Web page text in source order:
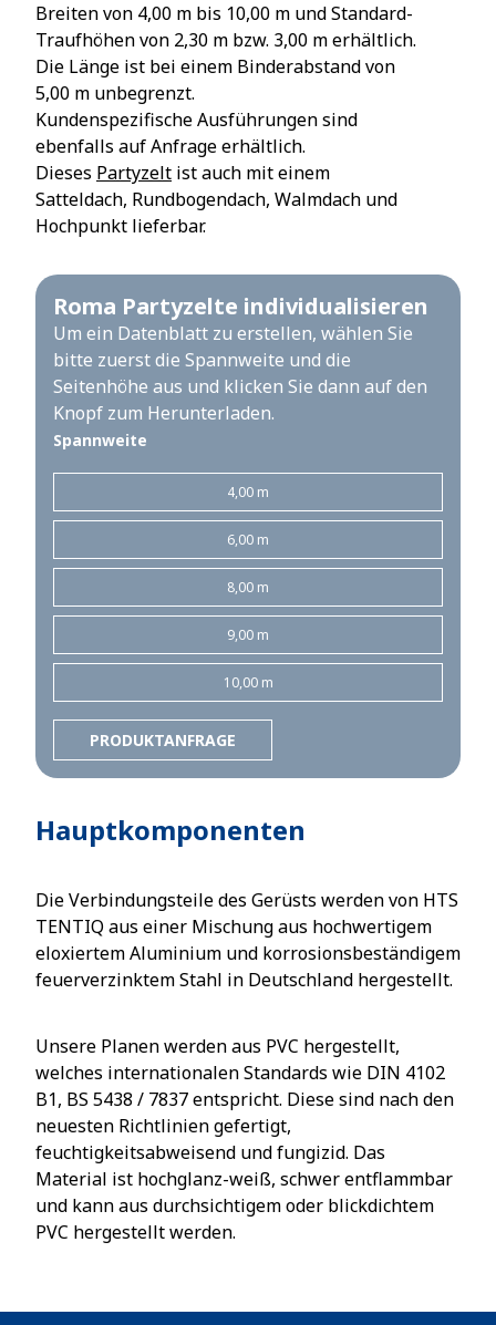
Breiten von 4,00 m bis 10,00 m und Standard-
Traufhöhen von 2,30 m bzw. 3,00 m erhältlich.
Die Länge ist bei einem Binderabstand von
5,00 m unbegrenzt.
Kundenspezifische Ausführungen sind
ebenfalls auf Anfrage erhältlich.
Dieses Partyzelt ist auch mit einem
Satteldach, Rundbogendach, Walmdach und
Hochpunkt lieferbar.
Roma Partyzelte individualisieren
Um ein Datenblatt zu erstellen, wählen Sie
bitte zuerst die Spannweite und die
Seitenhöhe aus und klicken Sie dann auf den
Knopf zum Herunterladen.
Spannweite
4,00 m
6,00 m
8,00 m
9,00 m
10,00 m
PRODUKTANFRAGE
Hauptkomponenten
Die Verbindungsteile des Gerüsts werden von HTS
TENTIQ aus einer Mischung aus hochwertigem
eloxiertem Aluminium und korrosionsbeständigem
feuerverzinktem Stahl in Deutschland hergestellt.
Unsere Planen werden aus PVC hergestellt,
welches internationalen Standards wie DIN 4102
B1, BS 5438 / 7837 entspricht. Diese sind nach den
neuesten Richtlinien gefertigt,
feuchtigkeitsabweisend und fungizid. Das
Material ist hochglanz-weiß, schwer entflammbar
und kann aus durchsichtigem oder blickdichtem
PVC hergestellt werden.